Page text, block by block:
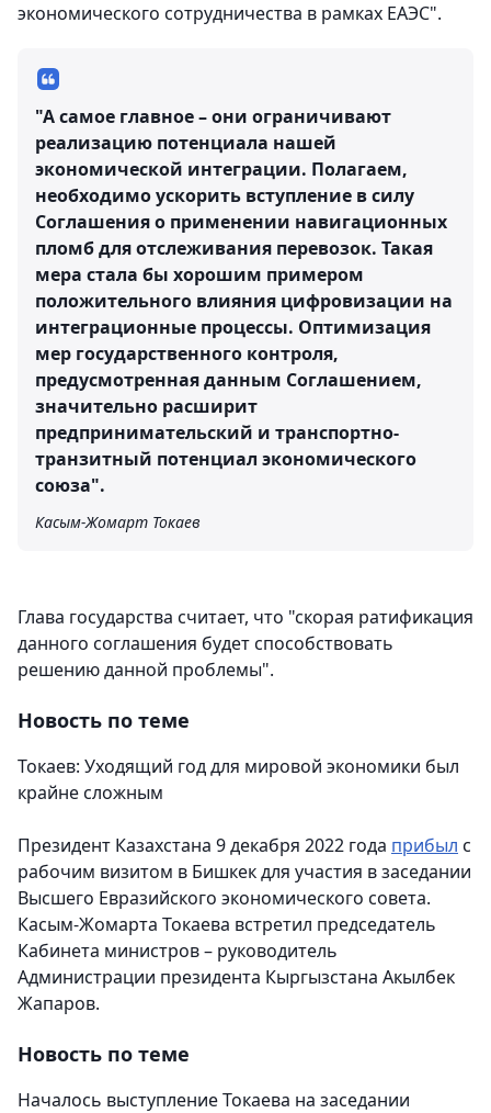
экономического сотрудничества в рамках ЕАЭС".
"А самое главное – они ограничивают
реализацию потенциала нашей
экономической интеграции. Полагаем,
необходимо ускорить вступление в силу
Соглашения о применении навигационных
пломб для отслеживания перевозок. Такая
мера стала бы хорошим примером
положительного влияния цифровизации на
интеграционные процессы. Оптимизация
мер государственного контроля,
предусмотренная данным Соглашением,
значительно расширит
предпринимательский и транспортно-
транзитный потенциал экономического
союза".
Касым-Жомарт Токаев
Глава государства считает, что "скорая ратификация
данного соглашения будет способствовать
решению данной проблемы".
Новость по теме
Токаев: Уходящий год для мировой экономики был
крайне сложным
Президент Казахстана 9 декабря 2022 года прибыл с
рабочим визитом в Бишкек для участия в заседании
Высшего Евразийского экономического совета.
Касым-Жомарта Токаева встретил председатель
Кабинета министров – руководитель
Администрации президента Кыргызстана Акылбек
Жапаров.
Новость по теме
Началось выступление Токаева на заседании